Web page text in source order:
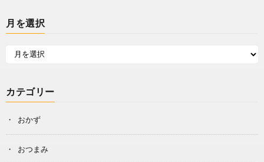
月を選択
カテゴリー
おかず
おつまみ